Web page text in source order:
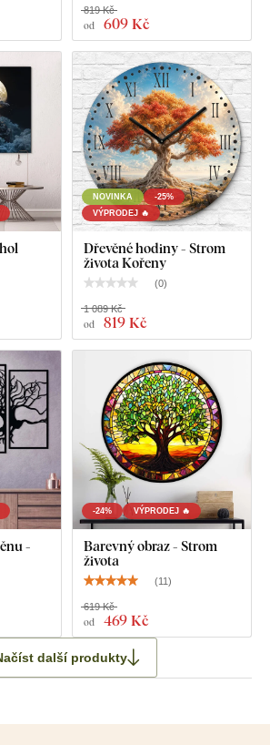
k montáži
od 609 Kč
819 Kč
NOVINKA
-25%
VÝPRODEJ 🔥
Dřevěné hodiny - Strom
života Kořeny
(0)
od 819 Kč
1 089 Kč
-
-24% VÝPRODEJ 🔥
Barevný obraz - Strom
života
(11)
od 469 Kč
619 Kč
další produkty